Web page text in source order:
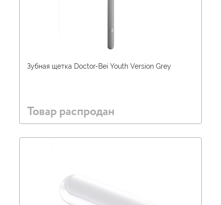
Зубная щетка Doctor-Bei Youth Version Grey
Товар распродан